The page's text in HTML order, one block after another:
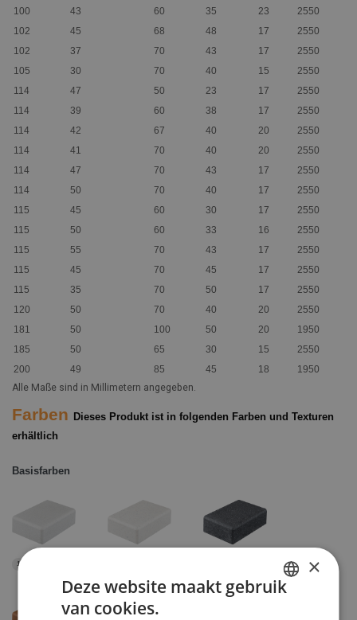
100 43 60 35 23
2550
102
45 68 48 17
2550
102
37 70 43 17
2550
105
30 70 40 15
2550
114
47 50 23 17
2550
114
39 60 38 17
2550
114
42 67 40 20
2550
114
41 70 40 20
2550
114
47 70 43 17
2550
114
50 70 40 17
2550
115
45 60 30 17
2550
115
50 60 33 16
2550
115
55 70 43 17
2550
115
45 70 45 17
2550
115
35 70 50 17
2550
120
50 70 40 20
2550
181
50 100 50 20
1950
185
50 65 30 15
2550
200
49 85 45 18
1950
Alle Maße sind in Millimetern angegeben.
Farben Dieses Produkt ist in folgenden Farben und Texturen
erhältlich
Basisfarben
1 ×
Deze website maakt gebruik
van cookies.